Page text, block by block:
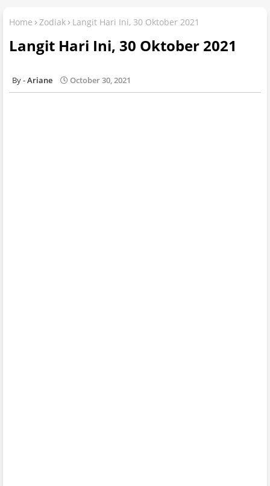
Home Zodiak Langit Hari Ini, 30 Oktober 2021
Langit Hari Ini, 30 Oktober 2021
Ariane October 30, 2021